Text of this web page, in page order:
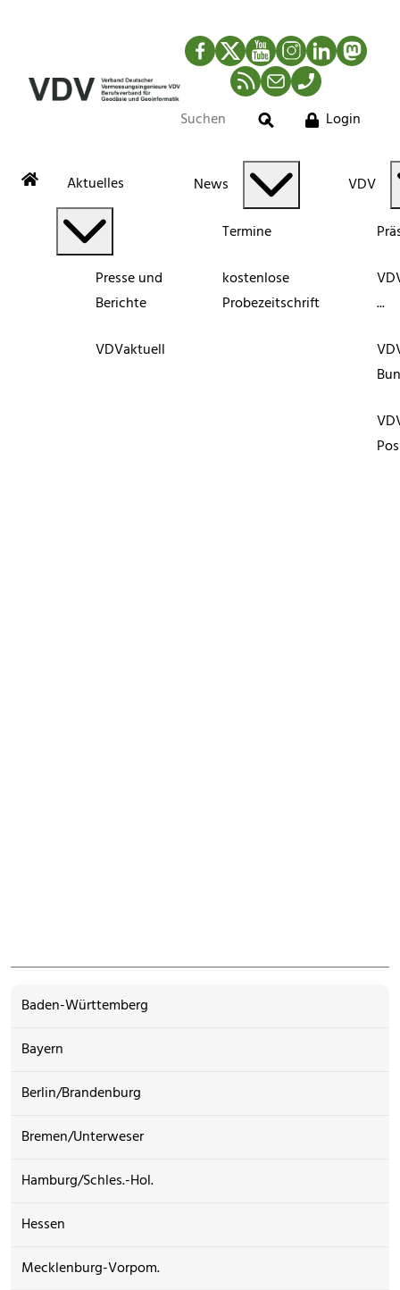
Facebook
TwitterYouTubeInstagram
LinkedIn
RSS-Newsfeed
MailTelefon
Suche
Login
Aktuelles
Presse und
Berichte
VDVaktuell
News
Termine
kostenlose
Probezeitschrift
VDV
...
Baden-Württemberg
Bayern
Berlin/Brandenburg
Bremen/Unterweser
Hamburg/Schles.-Hol.
Hessen
Mecklenburg-Vorpom.